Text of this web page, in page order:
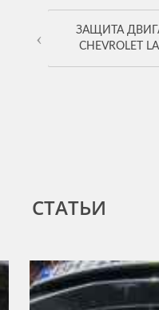
ЗАЩИТА
CHEVROLET
‹
СТАТЬИ